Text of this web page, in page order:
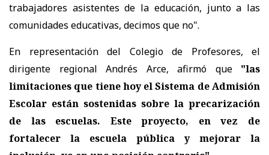
trabajadores asistentes de la educación, junto a las
comunidades educativas, decimos que no".
En representación del Colegio de Profesores, el
dirigente regional Andrés Arce, afirmó que
"las
limitaciones que tiene hoy el Sistema de Admisión
Escolar están sostenidas sobre la precarización
de las escuelas. Este proyecto, en vez de
fortalecer la escuela pública y mejorar la